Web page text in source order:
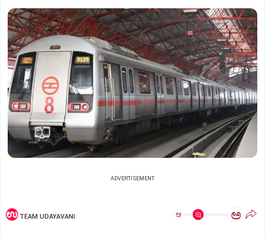
ADVERTISEMENT
TEAM UDAYAVANI ಅ ಅ